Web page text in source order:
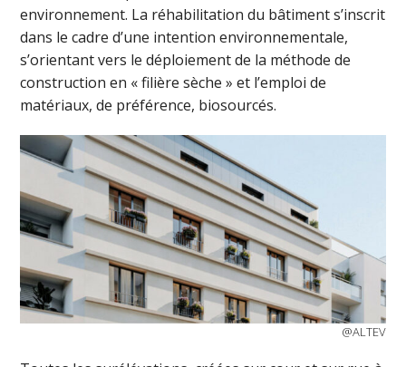
environnement. La réhabilitation du bâtiment s’inscrit
dans le cadre d’une intention environnementale,
s’orientant vers le déploiement de la méthode de
construction en « filière sèche » et l’emploi de
matériaux, de préférence, biosourcés.
@ALTEV